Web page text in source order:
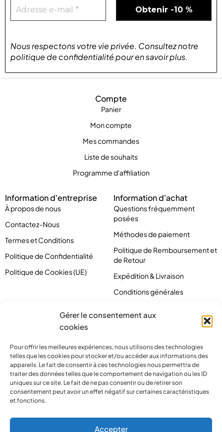
Gérer le consentement aux
cookies
Pour offrir les meilleures expériences, nous utilisons des technologies
telles que les cookies pour stocker et/ou accéder aux informations des
appareils. Le fait de consentir à ces technologies nous permettra de
traiter des données telles que le comportement de navigation ou les ID
uniques sur ce site. Le fait de ne pas consentir ou de retirer son
consentement peut avoir un effet négatif sur certaines caractéristiques
et fonctions.
Accepter
contact@pirlove.com
Compte
Panier
Mon compte
Mes commandes
Liste de souhaits
Programme d'affiliation
Information d'entreprise
À propos de nous
Contactez-Nous
Termes et Conditions
Politique de Confidentialité
Politique de Cookies (UE)
Information d'achat
Questions fréquemment
posées
Méthodes de paiement
Politique de Remboursement et
de Retour
Expédition & Livraison
Conditions générales
Nous respectons votre vie privée. Consultez notre
politique de confidentialitépouren savoir plus.